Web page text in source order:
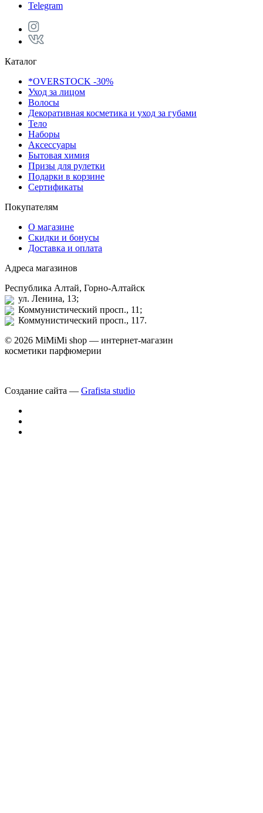
Telegram
Каталог
*OVERSTOCK -30%
Уход за лицом
Волосы
Декоративная косметика и уход за губами
Тело
Наборы
Аксессуары
Бытовая химия
Призы для рулетки
Подарки в корзине
Сертификаты
Покупателям
О магазине
Скидки и бонусы
Доставка и оплата
Адреса магазинов
Республика Алтай, Горно-Алтайск
ул. Ленина, 13;
Коммунистический просп., 11;
Коммунистический просп., 117.
© 2026 MiMiMi shop — интернет-магазин
косметики парфюмерии
Создание сайта — Grafista studio